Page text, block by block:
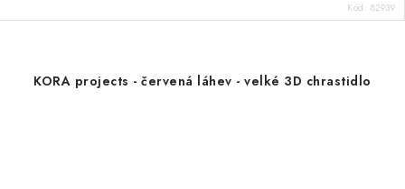
Kód: 82939
KORA projects - červená láhev - velké 3D chrastidlo